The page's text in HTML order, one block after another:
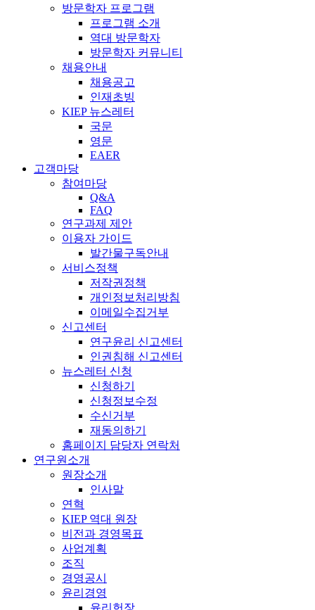
방문학자 프로그램
프로그램 소개
역대 방문학자
방문학자 커뮤니티
채용안내
채용공고
인재초빙
KIEP 뉴스레터
국문
영문
EAER
고객마당
참여마당
Q&A
FAQ
연구과제 제안
이용자 가이드
발간물구독안내
서비스정책
저작권정책
개인정보처리방침
이메일수집거부
신고센터
연구윤리 신고센터
인권침해 신고센터
뉴스레터 신청
신청하기
신청정보수정
수신거부
재동의하기
홈페이지 담당자 연락처
연구원소개
원장소개
인사말
연혁
KIEP 역대 원장
비전과 경영목표
사업계획
조직
경영공시
윤리경영
윤리헌장